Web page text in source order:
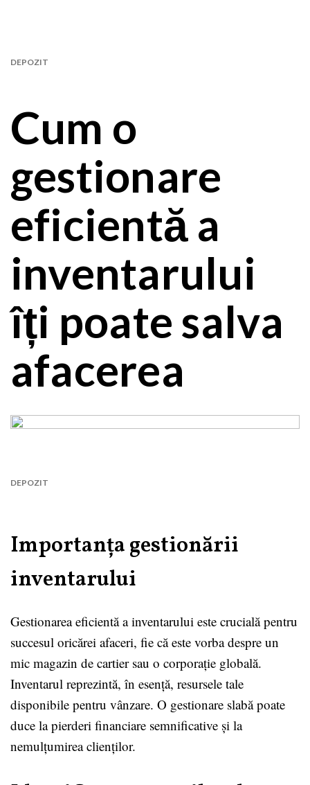
Cum o
gestionare
eficientă a
inventarului
îți poate salva
afacerea
DEPOZIT
DEPOZIT
Importanța gestionării
inventarului
Gestionarea eficientă a inventarului este crucială pentru
succesul oricărei afaceri, fie că este vorba despre un
mic magazin de cartier sau o corporație globală.
Inventarul reprezintă, în esență, resursele tale
disponibile pentru vânzare. O gestionare slabă poate
duce la pierderi financiare semnificative și la
nemulțumirea clienților.